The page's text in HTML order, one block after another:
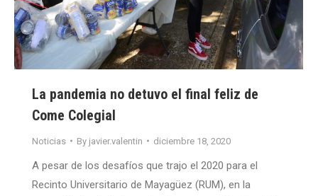
La pandemia no detuvo el final feliz de
Come Colegial
Noticias By javier.valentin diciembre 18, 2020
A pesar de los desafíos que trajo el 2020 para el
Recinto Universitario de Mayagüez (RUM), en la